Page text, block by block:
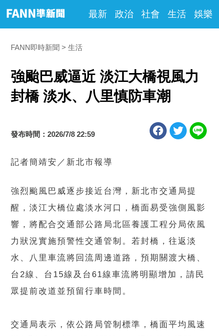
最新 政治 社會 生活 娛樂
FANN即時新聞 生活
強颱巴威逼近 淡江大橋視風力
封橋 淡水、八里慎防車潮
發布時間：2026/7/8 22:59
記者簡靖安／新北市報導
強烈颱風巴威逐步接近台灣，新北市交通局提
醒，淡江大橋位處淡水河口，橋面易受強側風影
響，將配合交通部公路局北區養護工程分局依風
力狀況實施預警性交通管制。若封橋，往返淡
水、八里車流將回流周邊道路，預期關渡大橋、
台2線、台15線及台61線車流將明顯增加，請民
眾提前改道並預留行車時間。
交通局表示，依公路局管制標準，橋面平均風速